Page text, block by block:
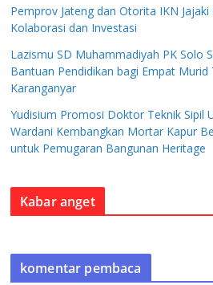
Pemprov Jateng dan Otorita IKN Jajaki
Kolaborasi dan Investasi
Lazismu SD Muhammadiyah PK Solo
Bantuan Pendidikan bagi Empat Murid
Karanganyar
Yudisium Promosi Doktor Teknik Sipil
Wardani Kembangkan Mortar Kapur
untuk Pemugaran Bangunan Heritage
Kabar anget
komentar pembaca